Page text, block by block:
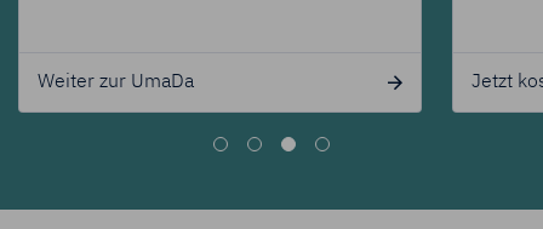
Weiter zur UmaDa Jetzt